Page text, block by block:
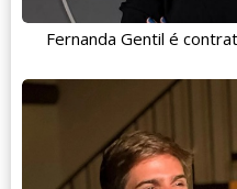
Fernanda Gentil é